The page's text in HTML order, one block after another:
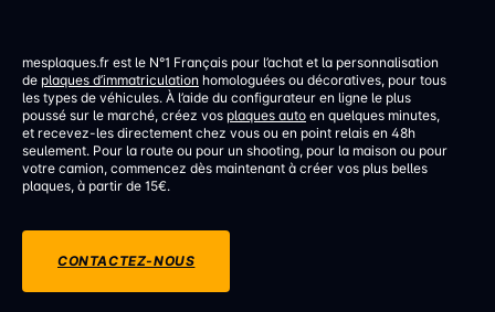
mesplaques.fr est le N°1 Français pour l’achat et la personnalisation
de plaques d’immatriculation homologuées ou décoratives, pour tous
les types de véhicules. À l’aide du configurateur en ligne le plus
poussé sur le marché, créez vos plaques auto en quelques minutes,
et recevez-les directement chez vous ou en point relais en 48h
seulement. Pour la route ou pour un shooting, pour la maison ou pour
votre camion, commencez dès maintenant à créer vos plus belles
plaques, à partir de 15€.
CONTACTEZ-NOUS